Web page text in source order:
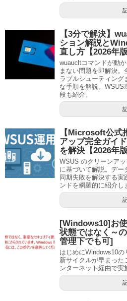
【3分で解決】
ション解説と
直し方【2026年版
wuaucltコマンドが動
まない問題を即解決。
ラブルシューティング
な手順を解説。WSUS
段も紹介。
【Microsoft公式
アップ完全ガイ
を解決【2026年版
WSUS のクリーンア
に基づいて解説。デー
同期失敗を解決する実
ンドを網羅的に紹介し
[Windows10]お
状態ではなく～
管理下でも可]
はじめにWindows10
新サイクルが早まった
ンターネット経由で実